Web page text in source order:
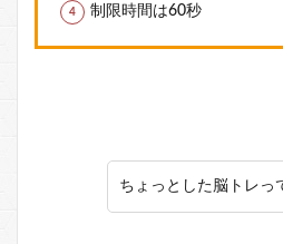
制限時間は60秒
ちょっとした脳トレっ